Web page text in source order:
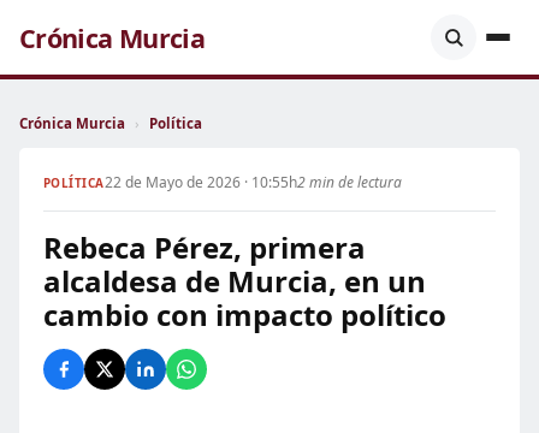
Crónica Murcia
Crónica Murcia › Política
POLÍTICA22 de Mayo de 2026 · 10:55h2 min de lectura
Rebeca Pérez, primera
alcaldesa de Murcia, en un
cambio con impacto político